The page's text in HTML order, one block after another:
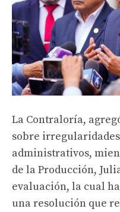
La Contraloría,
sobre
administrativos,
de la Producción,
evaluación, la cual
una resolución que